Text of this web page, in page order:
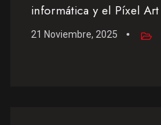
informática y el Píxel Art
21 Noviembre, 2025